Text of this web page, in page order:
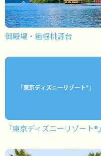
御殿場・箱根桃源台
「東京ディズニーリゾート®」